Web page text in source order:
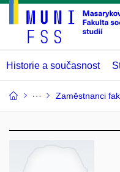
Historie a současnost
Zaměstnanci